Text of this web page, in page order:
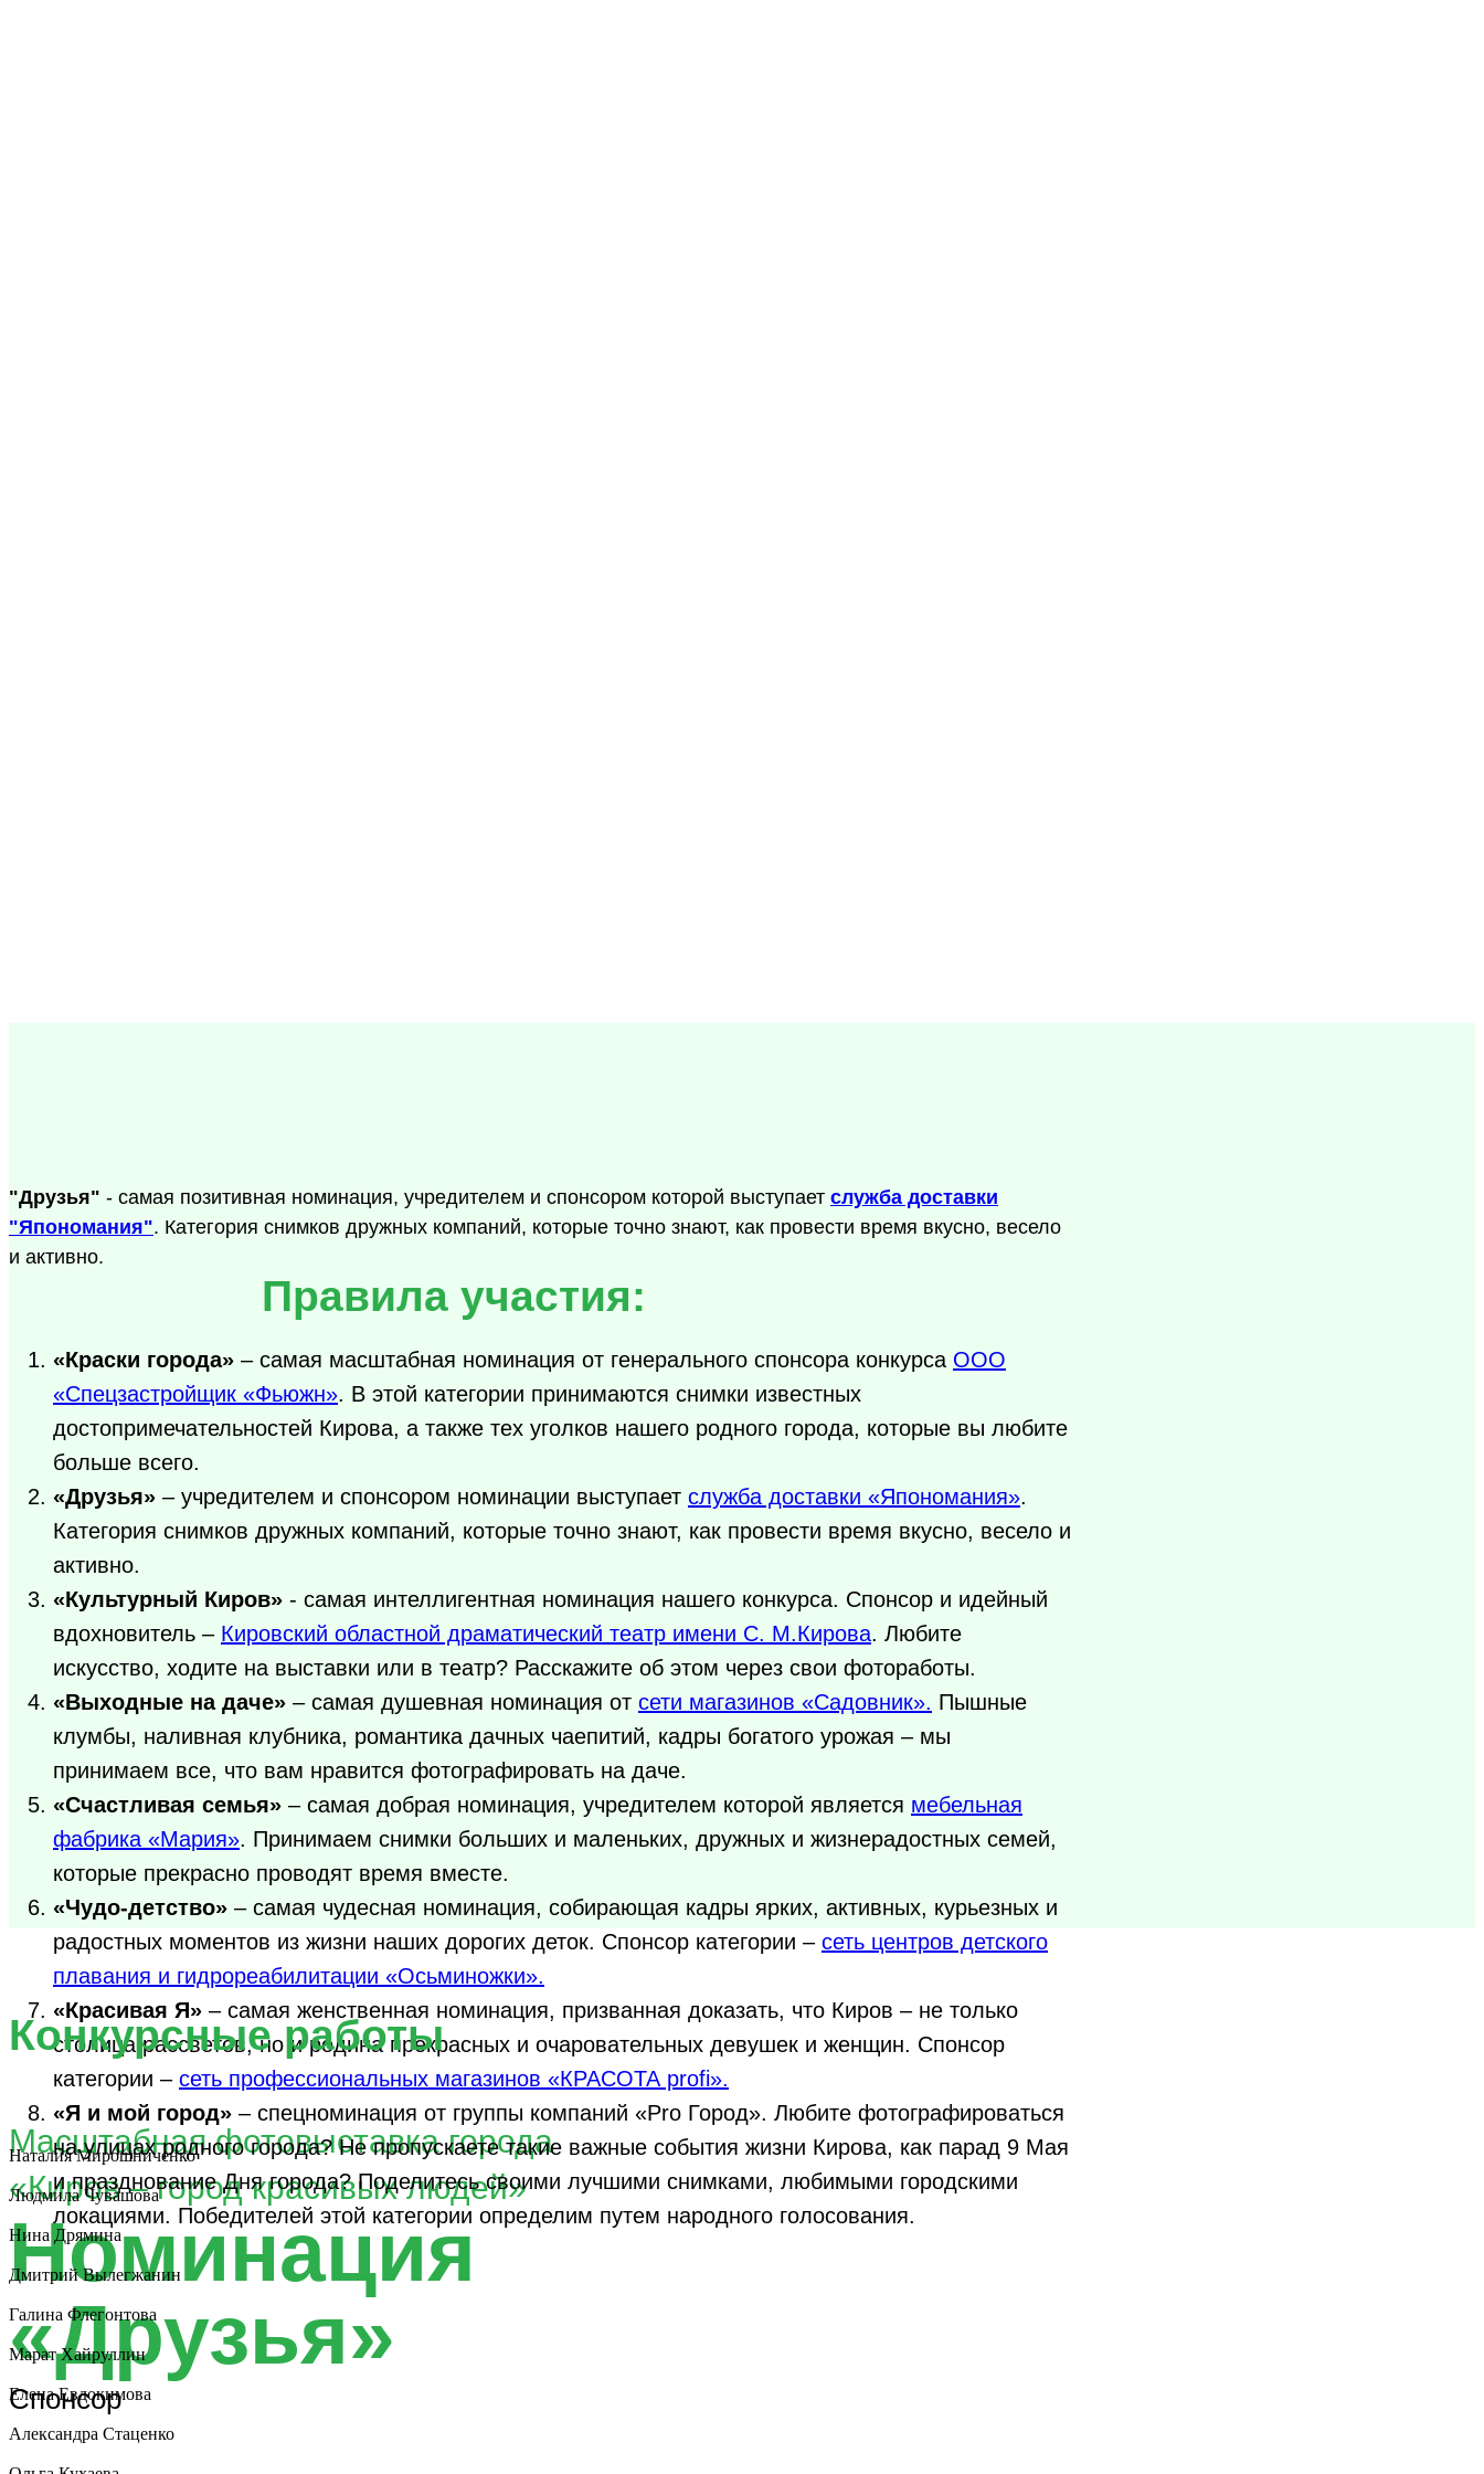
Масштабная фотовыставка города
«Киров – город красивых людей»
Номинация
«Друзья»
Спонсор
"Друзья" - самая позитивная номинация, учредителем и спонсором которой выступает служба доставки
"Япономания". Категория снимков дружных компаний, которые точно знают, как провести время вкусно, весело
и активно.
Правила участия:
«Краски города» – самая масштабная номинация от генерального спонсора конкурса ООО
«Спецзастройщик «Фьюжн». В этой категории принимаются снимки известных
достопримечательностей Кирова, а также тех уголков нашего родного города, которые вы любите
больше всего.
«Друзья» – учредителем и спонсором номинации выступает служба доставки «Япономания».
Категория снимков дружных компаний, которые точно знают, как провести время вкусно, весело и
активно.
«Культурный Киров» - самая интеллигентная номинация нашего конкурса. Спонсор и идейный
вдохновитель – Кировский областной драматический театр имени С. М.Кирова. Любите
искусство, ходите на выставки или в театр? Расскажите об этом через свои фотоработы.
«Выходные на даче» – самая душевная номинация от сети магазинов «Садовник». Пышные
клумбы, наливная клубника, романтика дачных чаепитий, кадры богатого урожая – мы
принимаем все, что вам нравится фотографировать на даче.
«Счастливая семья» – самая добрая номинация, учредителем которой является мебельная
фабрика «Мария». Принимаем снимки больших и маленьких, дружных и жизнерадостных семей,
которые прекрасно проводят время вместе.
«Чудо-детство» – самая чудесная номинация, собирающая кадры ярких, активных, курьезных и
радостных моментов из жизни наших дорогих деток. Спонсор категории – сеть центров детского
плавания и гидрореабилитации «Осьминожки».
«Красивая Я» – самая женственная номинация, призванная доказать, что Киров – не только
столица рассветов, но и родина прекрасных и очаровательных девушек и женщин. Спонсор
категории – сеть профессиональных магазинов «КРАСОТА profi».
«Я и мой город» – спецноминация от группы компаний «Pro Город». Любите фотографироваться
на улицах родного города? Не пропускаете такие важные события жизни Кирова, как парад 9 Мая
и празднование Дня города? Поделитесь своими лучшими снимками, любимыми городскими
локациями. Победителей этой категории определим путем народного голосования.
Конкурсные работы
Наталия Мирошниченко
Людмила Чувашова
Нина Дрямина
Дмитрий Вылегжанин
Галина Флегонтова
Марат Хайруллин
Елена Евдокимова
Александра Стаценко